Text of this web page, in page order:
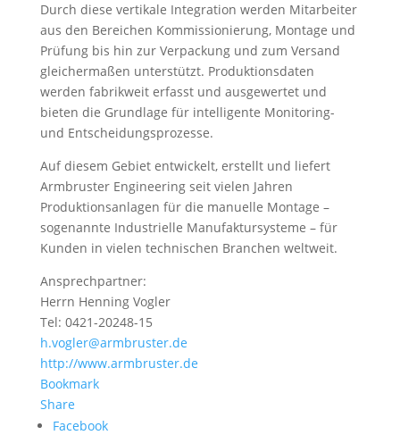
Durch diese vertikale Integration werden Mitarbeiter
aus den Bereichen Kommissionierung, Montage und
Prüfung bis hin zur Verpackung und zum Versand
gleichermaßen unterstützt. Produktionsdaten
werden fabrikweit erfasst und ausgewertet und
bieten die Grundlage für intelligente Monitoring-
und Entscheidungsprozesse.
Auf diesem Gebiet entwickelt, erstellt und liefert
Armbruster Engineering seit vielen Jahren
Produktionsanlagen für die manuelle Montage –
sogenannte Industrielle Manufaktursysteme – für
Kunden in vielen technischen Branchen weltweit.
Ansprechpartner:
Herrn Henning Vogler
Tel: 0421-20248-15
h.vogler@armbruster.de
http://www.armbruster.de
Bookmark
Share
Facebook